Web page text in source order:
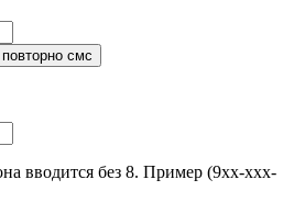
вводится без 8. Пример (9хх-ххх-